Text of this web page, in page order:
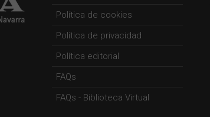
Política de cookies
Política de privacidad
Política editorial
FAQs
FAQs - Biblioteca Virtual